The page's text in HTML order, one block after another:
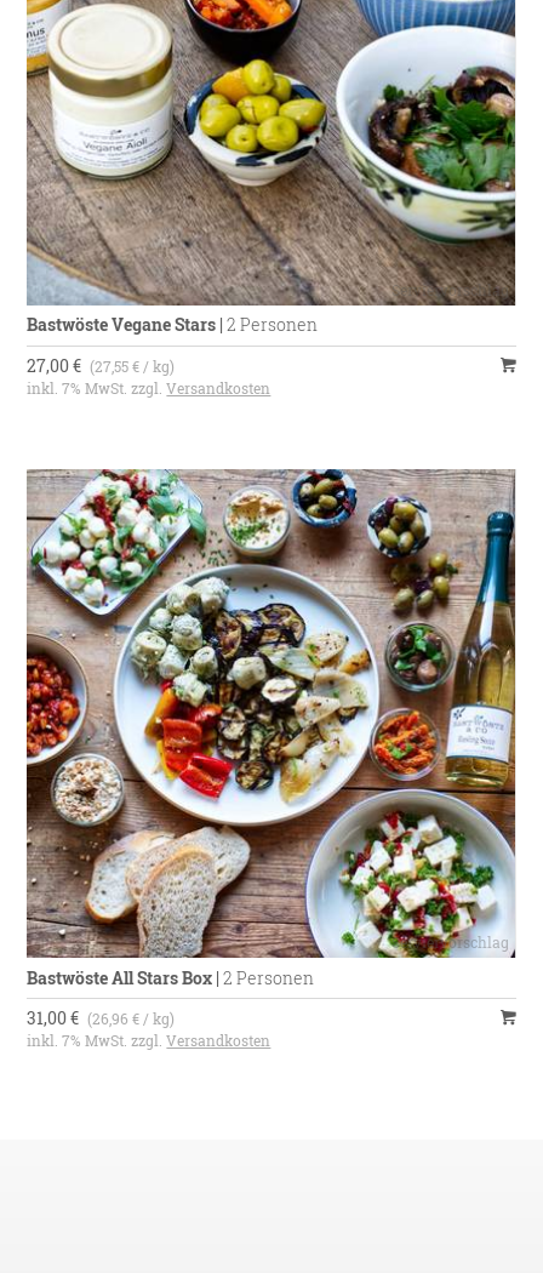
Bastwöste Vegane Stars |2 Personen
27,00 € (27,55 € / kg)
inkl. 7% MwSt. zzgl.Versandkosten
Bastwöste All Stars Box |2 Personen
31,00 € (26,96 € / kg)
inkl. 7% MwSt. zzgl.Versandkosten